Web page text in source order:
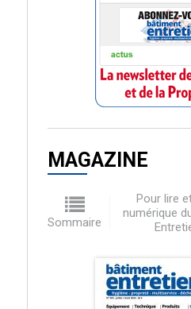
MAGAZINE
Sommaire
Pour lire
numérique